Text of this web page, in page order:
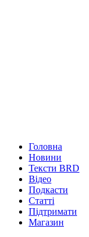
Головна
Новини
Тексти BRD
Відео
Подкасти
Статті
Підтримати
Магазин